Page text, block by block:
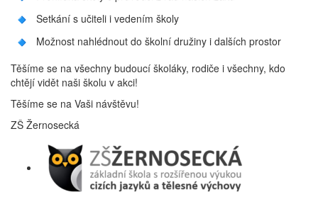
Setkání s učiteli i vedením školy
Možnost nahlédnout do školní družiny i dalších prostor
Těšíme se na všechny budoucí školáky, rodiče i všechny, kdo
chtějí vidět naši školu v akci!
Těšíme se na Vaši návštěvu!
ZŠ Žernosecká